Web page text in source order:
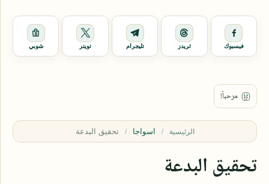
فيسبوك ثريدز تليجرام تويتر شوبي
الرئيسية اسواجا
تحقيق البدعة